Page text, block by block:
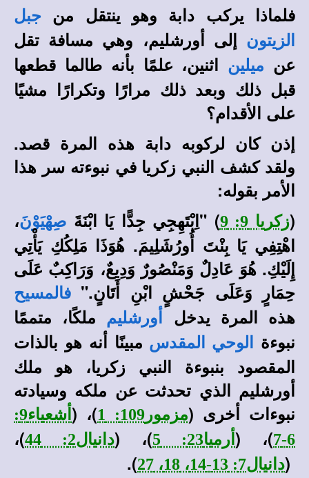
فلماذا يركب دابة وهو ينتقل من
جبل
الزيتون إلى أورشليم، وهي مسافة تقل
عن ميلين اثنين، علمًا بأنه طالما قطعها
قبل ذلك وبعد ذلك مرارًا وتكرارًا مشيًا
على الأقدام؟
إذن كان لركوبه دابة هذه المرة قصد.
ولقد كشف النبي زكريا في نبوءته سر هذا
الأمر بقوله:
(زكريا 9: 9 ) "اِبْتَهِجِي جِدًّا يَا ابْنَةَ صِهْيَوْنَ،
اهْتِفِي يَا بِنْتَ أُورُشَلِيمَ. هُوَذَا مَلِكُكِ يَأْتِي
إِلَيْكِ. هُوَ عَادِلٌ وَمَنْصُورٌ وَدِيعٌ، وَرَاكِبٌ عَلَى
حِمَارٍ وَعَلَى جَحْشٍ ابْنِ أَتَانٍ.
" فالمسيح
هذه المرة يدخل أورشليم
ملكًا، متممًا
نبوءة
الوحي المقدس مبينًا أنه هو بالذات
المقصود بنبوءة النبي زكريا، هو ملك
أورشليم الذي تحدثت عن ملكه وسيادته
نبوءات أخرى (مزمور109: 1 )، (
أشعياء9:
6-7
)، ( أرميا23: 5 )، (دانيال2: 44
)،
(دانيال7: 13-14، 18، 27
).